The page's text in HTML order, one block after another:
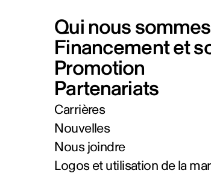
Qui nous sommes
Financement et
Promotion
Partenariats
Carrières
Nouvelles
Nous joindre
Logos et utilisation de la